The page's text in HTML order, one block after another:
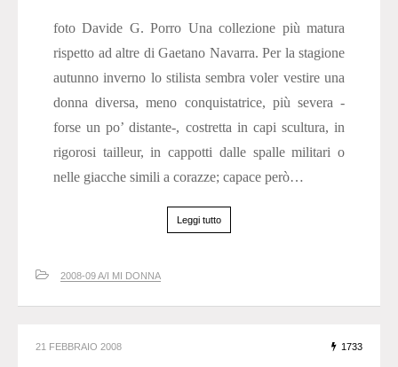
foto Davide G. Porro Una collezione più matura
rispetto ad altre di Gaetano Navarra. Per la stagione
autunno inverno lo stilista sembra voler vestire una
donna diversa, meno conquistatrice, più severa -
forse un po’ distante-, costretta in capi scultura, in
rigorosi tailleur, in cappotti dalle spalle militari o
nelle giacche simili a corazze; capace però…
Leggi tutto
2008-09 A/I MI DONNA
21 FEBBRAIO 2008 1733